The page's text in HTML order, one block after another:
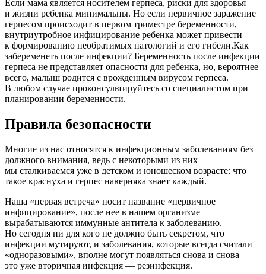
Если мама является носителем герпеса, риски для здоровья
и жизни ребенка минимальны. Но если первичное заражение
герпесом происходит в первом триместре беременности,
внутриутробное инфицирование ребенка может привести
к формированию необратимых патологий и его гибели.Как
забеременеть после инфекции? Беременность после инфекции
герпеса не представляет опасности для ребенка, но, вероятнее
всего, малыш родится с врожденным вирусом герпеса.
В любом случае проконсультируйтесь со специалистом при
планировании беременности.
Правила безопасности
Многие из нас относятся к инфекционным заболеваниям без
должного внимания, ведь с некоторыми из них
мы сталкиваемся уже в детском и юношеском возрасте: что
такое краснуха и герпес наверняка знает каждый.
Наша «первая встреча» носит название «первичное
инфицирование», после нее в нашем организме
вырабатываются иммунные антитела к заболеванию.
Но сегодня ни для кого не должно быть секретом, что
инфекции мутируют, и заболевания, которые всегда считали
«одноразовыми», вполне могут появляться снова и снова —
это уже вторичная инфекция — резинфекция.